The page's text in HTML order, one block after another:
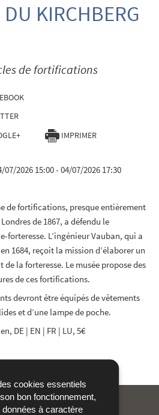
cookies essentiels
bon fonctionnement,
à caractère
KIRCHBERG
de fortifications
- NOUVELLE FENÊTRE
- NOUVELLE FENÊTRE
IMPRIMER
07/2026 15:00 - 04/07/2026 17:30
de fortifications, presque entièrement
de 1867, a défendu le
forteresse. L’ingénieur Vauban, qui a
1684, reçoit la mission d’élaborer un
la forteresse. Le musée propose des
de ces fortifications.
devront être équipés de vêtements
et d’une lampe de poche.
DE | EN | FR | LU, 5€